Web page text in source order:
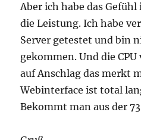
Aber ich habe das
die Leistung. Ich habe
Server getestet und bin
gekommen. Und die
auf Anschlag das merkt
Webinterface ist total
Bekommt man aus der